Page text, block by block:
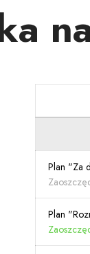
Plan "Za
Plan